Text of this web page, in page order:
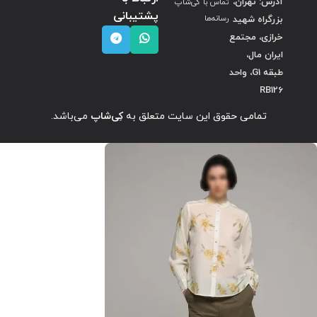
بزرگراه شهید
خرازی، مجتمع
ایران مال،
طبقه G1، واحد
RB126
رسانه‌ها
پشتیبانی
تمامی حقوق این سایت متعلق بهکِی‌شاپ می‌باشد.